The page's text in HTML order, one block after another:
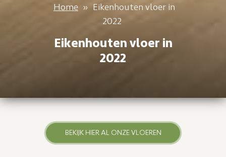
Home » Eikenhouten vloer in
2022
Eikenhouten vloer in
2022
BEKIJK HIER AL ONZE VLOEREN